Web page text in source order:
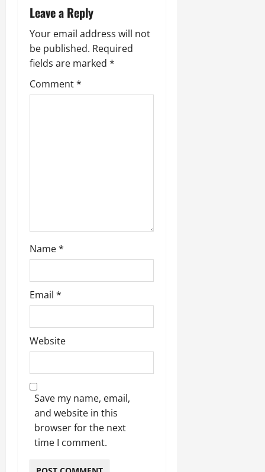
g
a
t
i
Leave a Reply
Your email address will not
be published. Required
fields are marked *
Comment*
Name*
Email *
Website
Save my name, email,
and website in this
browser for the next
time I comment.